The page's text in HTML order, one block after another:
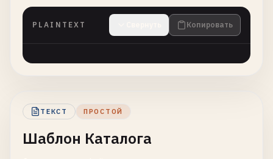
PLAINTEXT Копировать
ТЕКСТ ПРОСТОЙ
Шаблон Каталога